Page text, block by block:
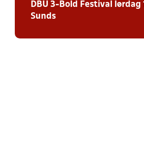
DBU 3-Bold Festival lørdag
Sunds